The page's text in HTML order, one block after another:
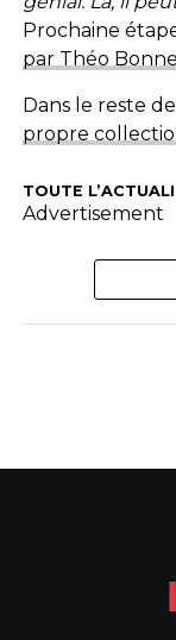
Prochaine
par Théo
Dans le reste
propre
TOUTE
Advertisement